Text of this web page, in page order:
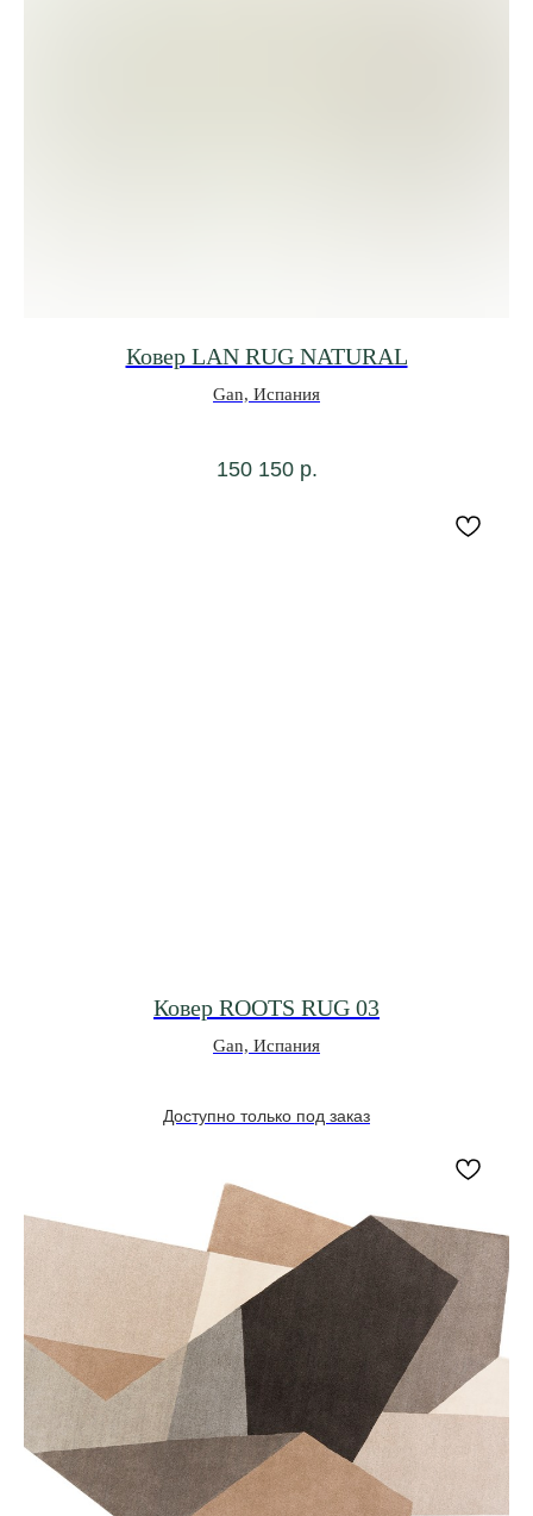
Ковер LAN RUG NATURAL
Gan, Испания
150 150 р.
Ковер ROOTS RUG 03
Gan, Испания